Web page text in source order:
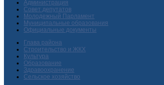
Администрация
Совет депутатов
Молодежный Парламент
Муниципальные образования
Официальные документы
Глава района
Строительство и ЖКХ
Культура
Образование
Здравоохранение
Сельское хозяйство